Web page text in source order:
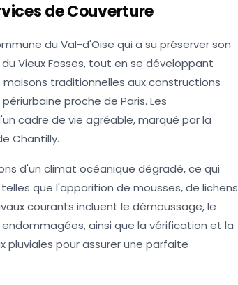
de Couverture
du Val-d'Oise qui a su préserver son
Vieux Fosses, tout en se développant
traditionnelles aux constructions
proche de Paris. Les
cadre de vie agréable, marqué par la
Chantilly.
d'un climat océanique dégradé, ce qui
que l'apparition de mousses, de lichens
courants incluent le démoussage, le
ainsi que la vérification et la
pour assurer une parfaite